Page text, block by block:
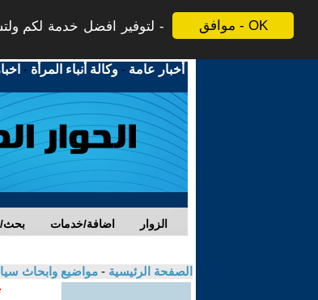
موافق - OK
لتوفير افضل خدمة لكم
أخبار عامة -وكالة أنباء المرأة -
بحث/ اضافة/خدمات الزوار
الصفحة الرئيسية - مواضيع وابحاث